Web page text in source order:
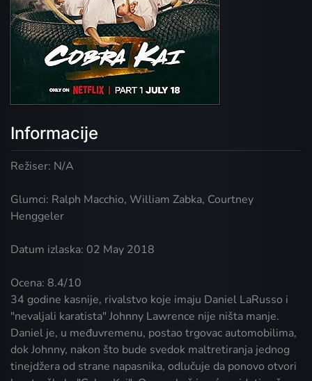
Informacije
Režiser: N/A
Glumci: Ralph Macchio, William Zabka, Courtney
Henggeler
Datum izlaska: 02 May 2018
Ocena: 8.4/10
34 godine kasnije, rivalstvo koje imaju Daniel LaRusso i
"nevaljali karatista" Johnny Lawrence nije ništa manje.
Daniel je, u međuvremenu, postao trgovac automobilima,
dok Johnny, nakon što bude svedok maltretiranja jednog
tinejdžera od strane napasnika, odlučuje da ponovo otvori